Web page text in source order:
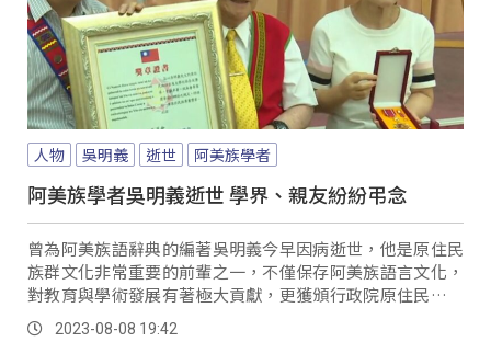
人物 吳明義 逝世 阿美族學者
阿美族學者吳明義逝世 學界、親友紛紛弔念
曾為阿美族語辭典的編著吳明義今早因病逝世，他是原住民
族群文化非常重要的前輩之一，不僅保存阿美族語言文化，
對教育與學術發展有著極大貢獻，更獲頒行政院原住民族委
員會一等原住民族專業獎章的殊榮；今早的離世讓許多原住
民學術學者相當難過紛紛弔念。
2023-08-08 19:42